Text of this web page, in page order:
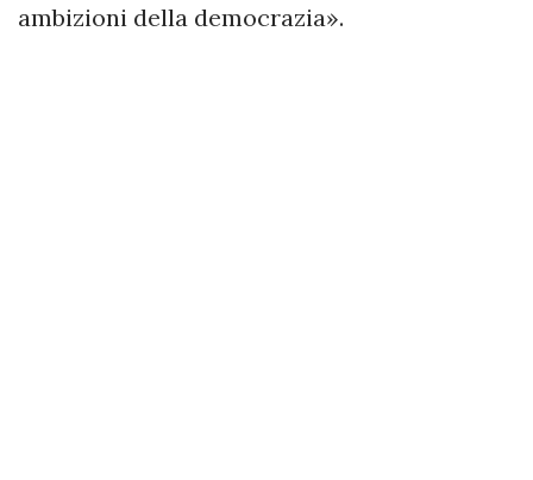
ambizioni della democrazia».